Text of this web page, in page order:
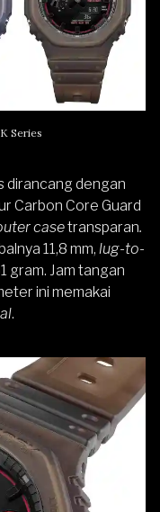
Series
dirancang dengan
Carbon Core Guard
casetransparan.
11,8 mm, lug-to-
gram. Jam tangan
ini memakai
.